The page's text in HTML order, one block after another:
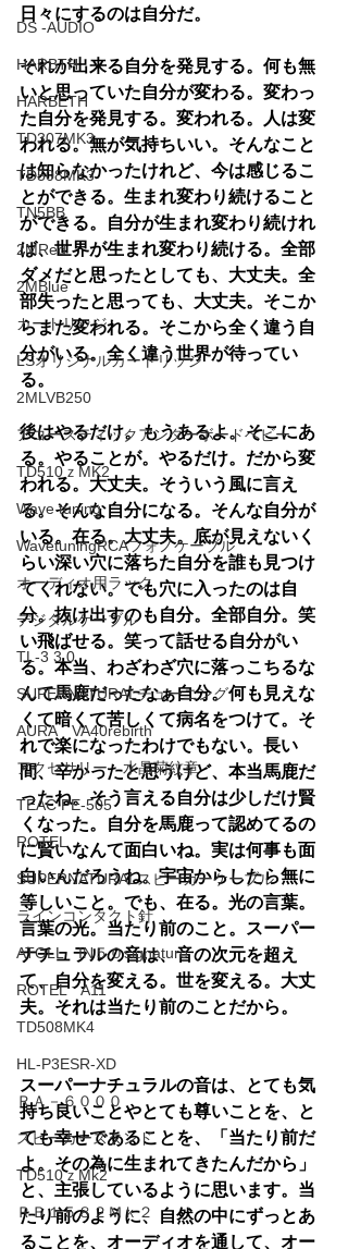
DS -AUDIO
HARBTH
HARBETH
TD307MK3
TD508MK3
TN5BB
2MRed
2MBlue
カートリッジ
LSオリジナルカートリッジ
2MLVB250
アコースティックアンダーボードベビー
TD510ｚMK2
Wave tuning
WavetuningRCAフォノケーブル
オーディオ用ラック
デジタルケーブル
TL-3 3.0
SUPERNATURALチューニング
AURA VA40rebirth
アクセサリー 水晶菊紋章
TEAC PE-505
ROTEL
SUPERNATURALスピーカーケーブル
ラインコンタクト針
ATOLL IN５０signature
ROTEL A11
TD508MK4
HL-P3ESR-XD
ＲＡ－６０００
スピーカースタンド
TD510ｚMk2
ＲＢ１５８２Ｍｋ２
日々にするのは自分だ。
それが出来る自分を発見する。何も無
いと思っていた自分が変わる。変わっ
た自分を発見する。変われる。人は変
われる。無が気持ちいい。そんなこと
は知らなかったけれど、今は感じるこ
とができる。生まれ変わり続けること
ができる。自分が生まれ変わり続けれ
ば、世界が生まれ変わり続ける。全部
ダメだと思ったとしても、大丈夫。全
部失ったと思っても、大丈夫。そこか
らまた変われる。そこから全く違う自
分がいる。全く違う世界が待ってい
る。
後はやるだけ。もうあるよ。そこにあ
る。やることが。やるだけ。だから変
われる。大丈夫。そういう風に言え
る。そんな自分になる。そんな自分が
いる。在る。大丈夫。底が見えないく
らい深い穴に落ちた自分を誰も見つけ
てくれない。でも穴に入ったのは自
分。抜け出すのも自分。全部自分。笑
い飛ばせる。笑って話せる自分がい
る。本当、わざわざ穴に落っこちるな
んて馬鹿だったなぁ自分。何も見えな
くて暗くて苦しくて病名をつけて。そ
れで楽になったわけでもない。長い
間、辛かったと思うけど、本当馬鹿だ
ったね。そう言える自分は少しだけ賢
くなった。自分を馬鹿って認めてるの
に賢いなんて面白いね。実は何事も面
白いんだろうね。宇宙からしたら無に
等しいこと。でも、在る。光の言葉。
言葉の光。当たり前のこと。スーパー
ナチュラルの音は、音の次元を超え
て、自分を変える。世を変える。大丈
夫。それは当たり前のことだから。
スーパーナチュラルの音は、とても気
持ち良いことやとても尊いことを、と
ても幸せであることを、「当たり前だ
よ。その為に生まれてきたんだから」
と、主張しているように思います。当
たり前のように、自然の中にずっとあ
ることを、オーディオを通して、オー